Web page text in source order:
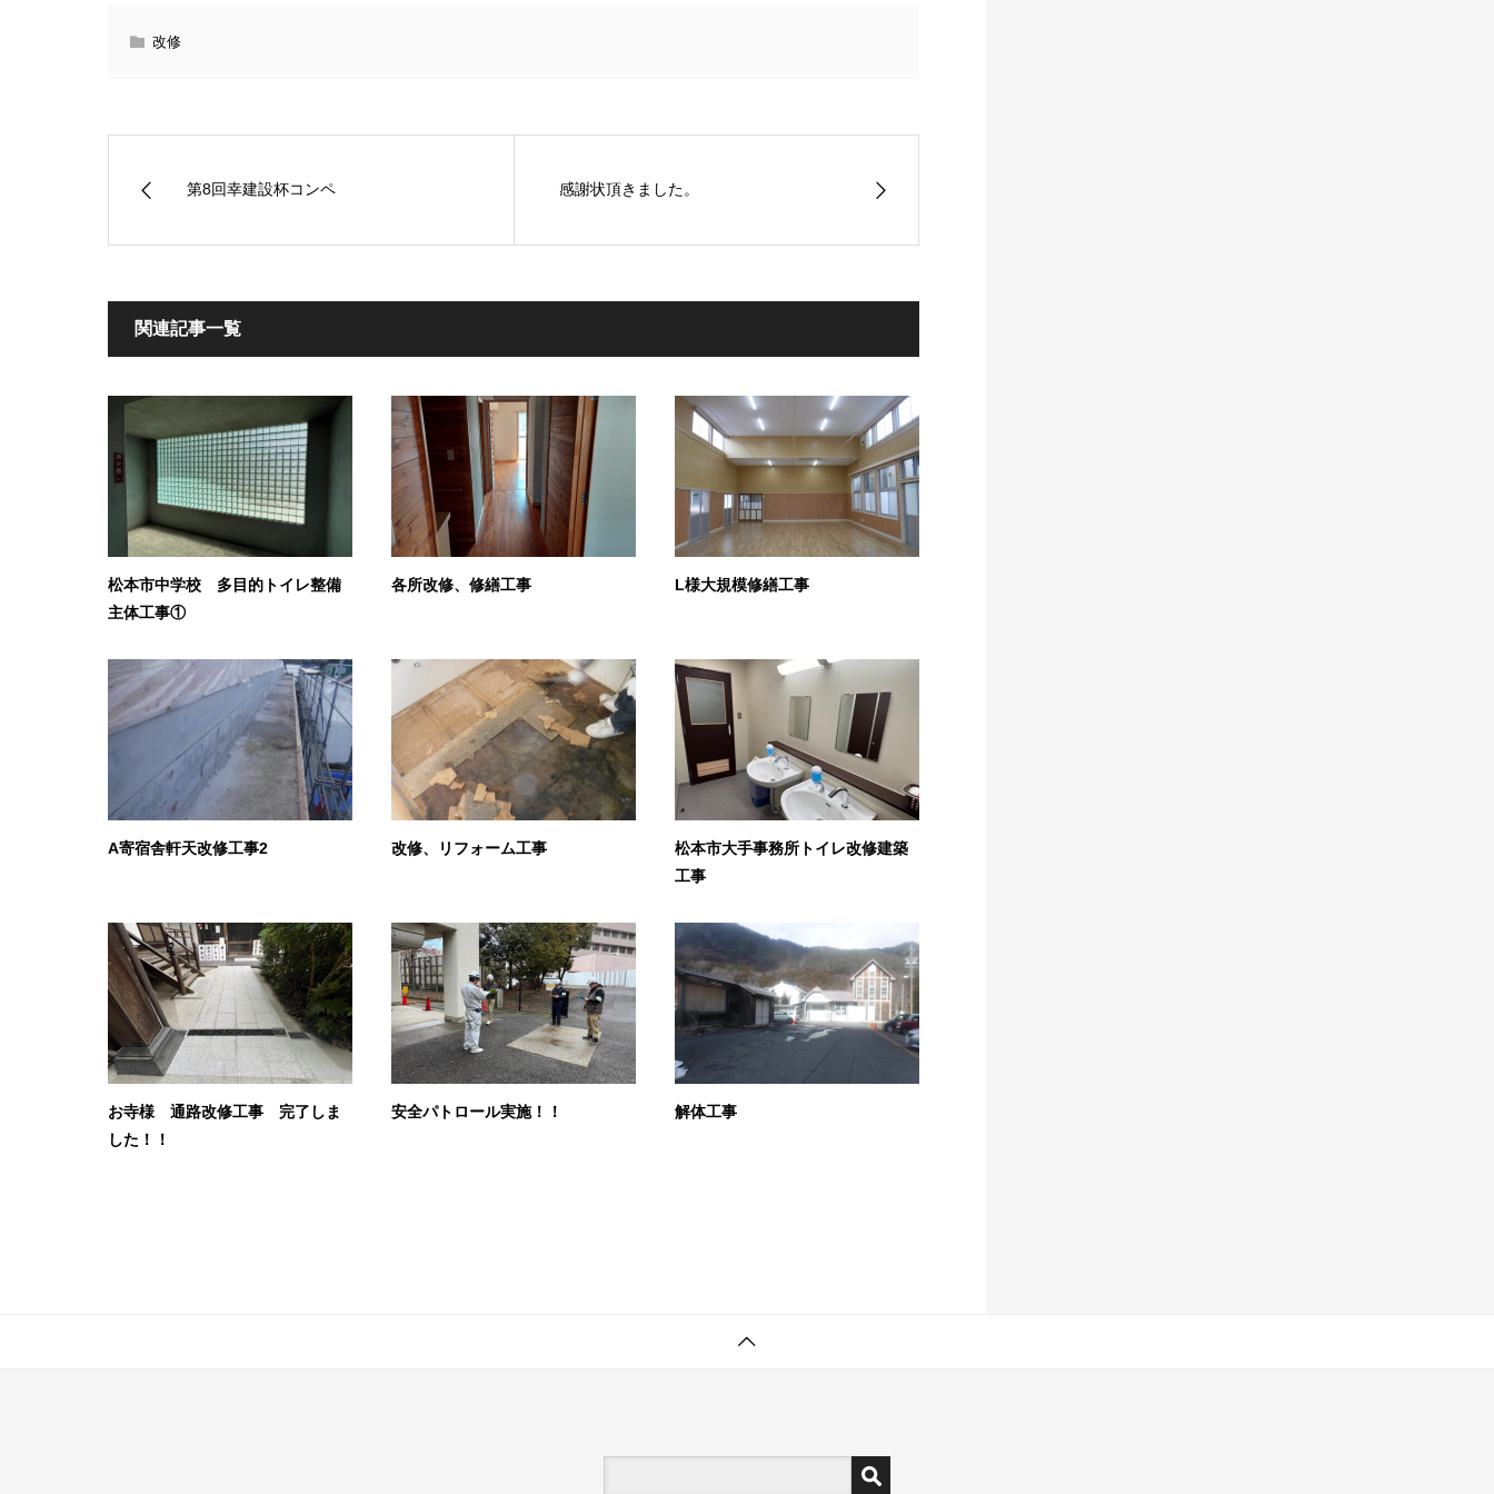
改修
第8回幸建設杯コンペ 感謝状頂きました。
関連記事一覧
松本市中学校 多目的トイレ整備
主体工事①
各所改修、修繕工事 L様大規模修繕工事
A寄宿舎軒天改修工事2 改修、リフォーム工事
松本市大手事務所トイレ改修建築
工事
お寺様 通路改修工事 完了しま
した！！
安全パトロール実施！！ 解体工事